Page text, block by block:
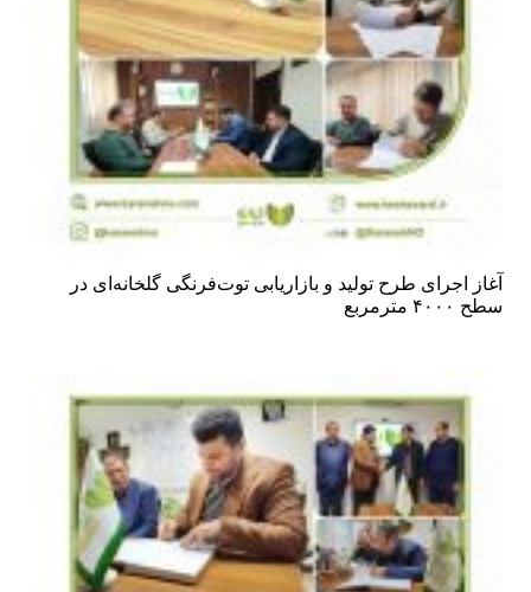
آغاز اجرای طرح تولید و بازاریابی توت‌فرنگی گلخانه‌ای در
سطح ۴۰۰۰ مترمربع